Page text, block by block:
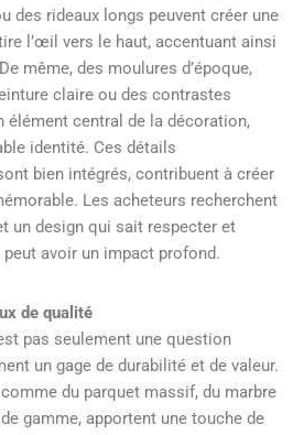
des rideaux longs peuvent créer une
l’œil vers le haut, accentuant ainsi
même, des moulures d’époque,
claire ou des contrastes
élément central de la décoration,
identité. Ces détails
bien intégrés, contribuent à créer
Les acheteurs recherchent
un design qui sait respecter et
avoir un impact profond.
de qualité
pas seulement une question
un gage de durabilité et de valeur.
du parquet massif, du marbre
gamme, apportent une touche de